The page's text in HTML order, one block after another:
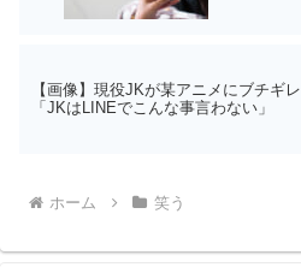
【画像】現役JKが某アニメにブチギレ
「JKはLINEでこんな事言わない」
ホーム 笑う